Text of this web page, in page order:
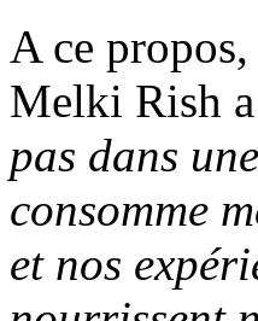
A ce
Melki Rish
pas dans
consomme
et nos